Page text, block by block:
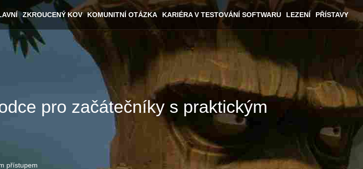
ZKROUCENÝ KOV KOMUNITNÍ OTÁZKA KARIÉRA V TESTOVÁNÍ SOFTWARU LEZENÍ PŘÍSTAVY
pro začátečníky s praktickým
přístupem